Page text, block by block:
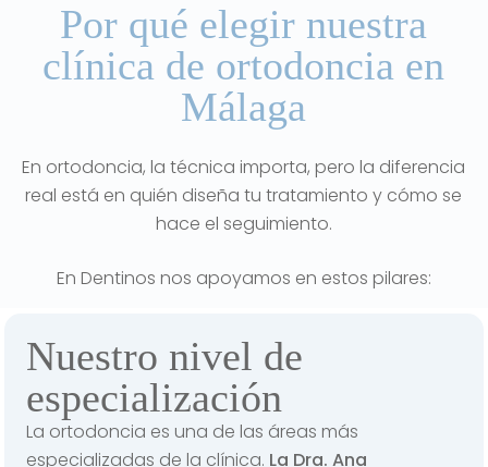
Por qué elegir nuestra
clínica de ortodoncia en
Málaga
En ortodoncia, la técnica importa, pero la diferencia
real está en quién diseña tu tratamiento y cómo se
hace el seguimiento.
En Dentinos nos apoyamos en estos pilares:
Nuestro nivel de
especialización
La ortodoncia es una de las áreas más
especializadas de la clínica. La Dra. Ana